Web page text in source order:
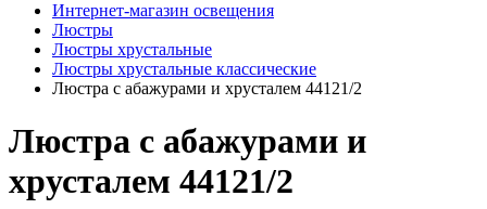
Интернет-магазин освещения
Люстры
Люстры хрустальные
Люстры хрустальные классические
Люстра с абажурами и хрусталем 44121/2
Люстра с абажурами и
хрусталем 44121/2